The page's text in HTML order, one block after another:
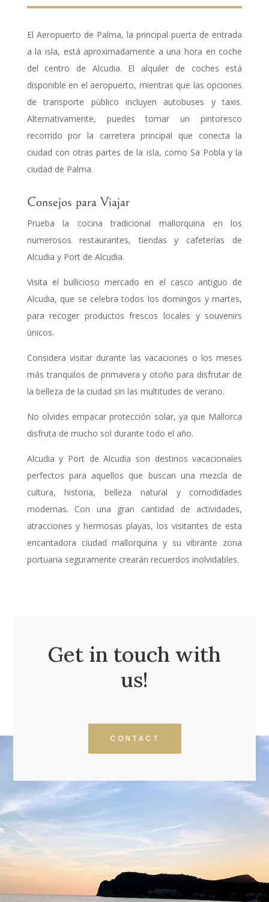
El Aeropuerto de Palma, la principal puerta de entrada
a la isla, está aproximadamente a una hora en coche
del centro de Alcudia. El alquiler de coches está
disponible en el aeropuerto, mientras que las opciones
de transporte público incluyen autobuses y taxis.
Alternativamente, puedes tomar un pintoresco
recorrido por la carretera principal que conecta la
ciudad con otras partes de la isla, como Sa Pobla y la
ciudad de Palma.
Consejos para Viajar
Prueba la cocina tradicional mallorquina en los
numerosos restaurantes, tiendas y cafeterías de
Alcudia y Port de Alcudia.
Visita el bullicioso mercado en el casco antiguo de
Alcudia, que se celebra todos los domingos y martes,
para recoger productos frescos locales y souvenirs
únicos.
Considera visitar durante las vacaciones o los meses
más tranquilos de primavera y otoño para disfrutar de
la belleza de la ciudad sin las multitudes de verano.
No olvides empacar protección solar, ya que Mallorca
disfruta de mucho sol durante todo el año.
Alcudia y Port de Alcudia son destinos vacacionales
perfectos para aquellos que buscan una mezcla de
cultura, historia, belleza natural y comodidades
modernas. Con una gran cantidad de actividades,
atracciones y hermosas playas, los visitantes de esta
encantadora ciudad mallorquina y su vibrante zona
portuaria seguramente crearán recuerdos inolvidables.
Get in touch with
us!
CONTACT